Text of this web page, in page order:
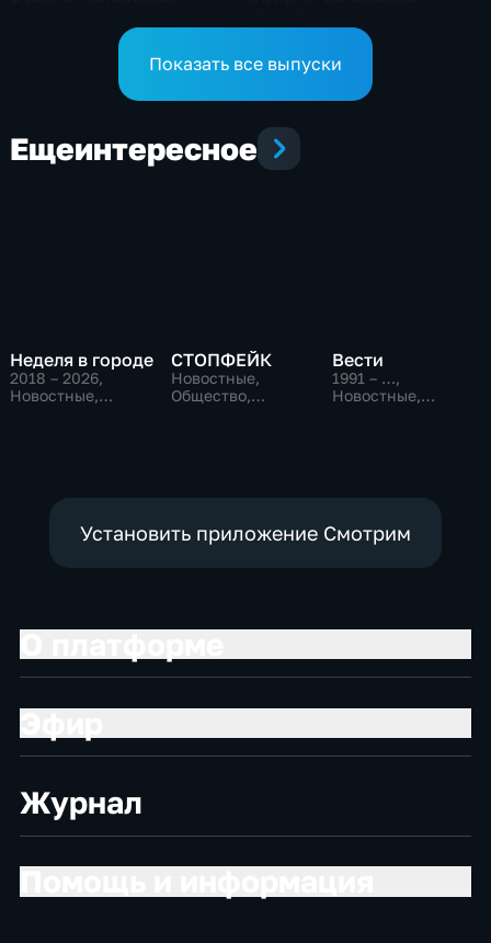
Показать все выпуски
Ещеинтересное
Неделя в городе
2018 – 2026,
Новостные,
СТОПФЕЙК
Новостные,
Общество,
Вести
1991 – …,
Новостные,
Установить приложение Смотрим
Журнал